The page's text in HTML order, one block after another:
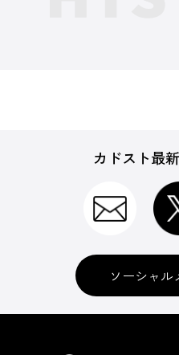
カドスト最
ソーシャ